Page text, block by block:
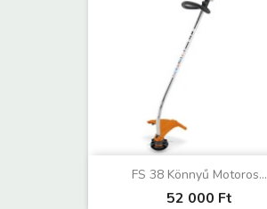
FS 38 Könnyű Motoros...
52 000 Ft